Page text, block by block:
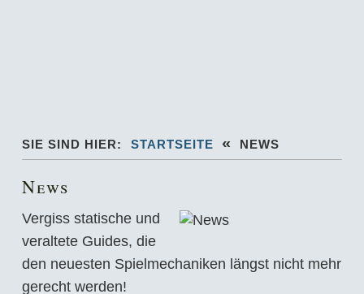
SIE SIND HIER: STARTSEITE « NEWS
News
Vergiss statische und
veraltete Guides, die
den neuesten Spielmechaniken längst nicht mehr
gerecht werden!